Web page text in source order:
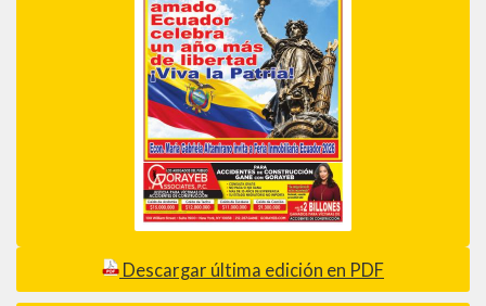
Descargar última edición en PDF